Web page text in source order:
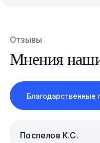
Отзывы
Мнения
Благодарственные
Поспелов К.С.